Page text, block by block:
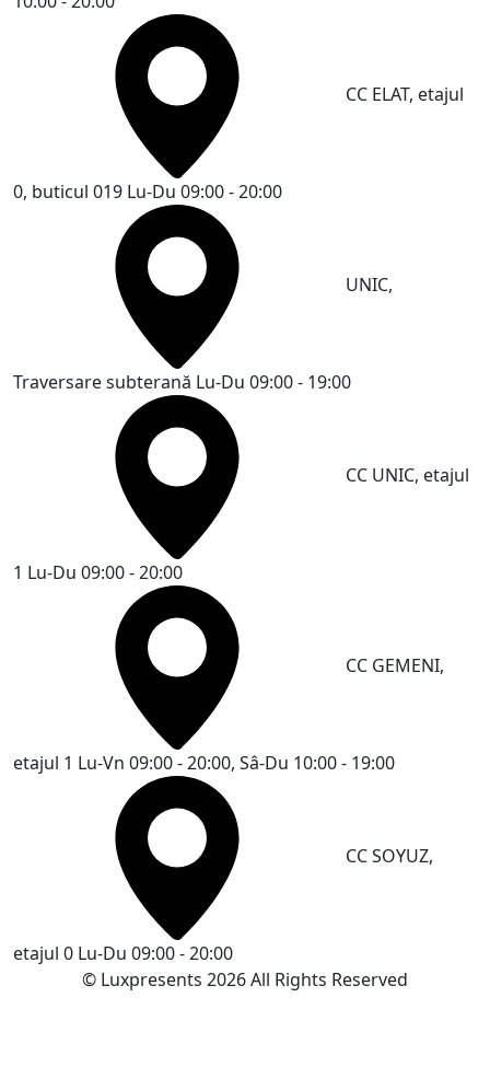
CC ELAT, etajul
0, buticul 019 Lu-Du 09:00 - 20:00
UNIC,
Traversare subterană Lu-Du 09:00 - 19:00
CC UNIC, etajul
1 Lu-Du 09:00 - 20:00
CC GEMENI,
etajul 1 Lu-Vn 09:00 - 20:00, Sâ-Du 10:00 - 19:00
CC SOYUZ,
etajul 0 Lu-Du 09:00 - 20:00
© Luxpresents 2026 All Rights Reserved